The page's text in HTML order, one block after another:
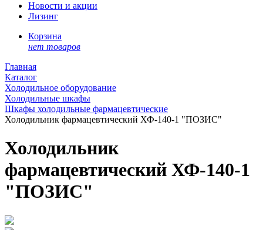
Новости и акции
Лизинг
Корзина
нет товаров
Главная
Каталог
Холодильное оборудование
Холодильные шкафы
Шкафы холодильные фармацевтические
Холодильник фармацевтический ХФ-140-1 "ПОЗИС"
Холодильник
фармацевтический ХФ-140-1
"ПОЗИС"